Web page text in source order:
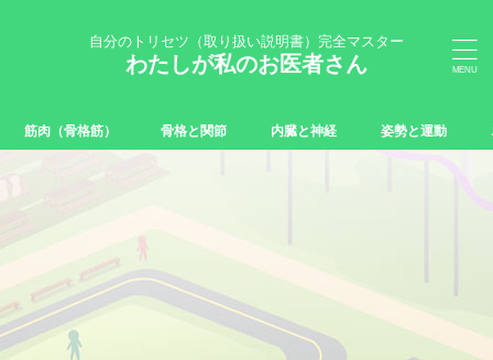
自分のトリセツ（取り扱い説明書）完全マスター
わたしが私のお医者さん
筋肉（骨格筋） 骨格と関節 内臓と神経 姿勢と運動